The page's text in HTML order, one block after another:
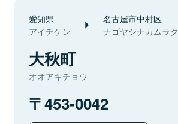
愛知県
アイチケン
名古屋市中村区
ナゴヤシナカムラク
大秋町
オオアキチョウ
453-0042